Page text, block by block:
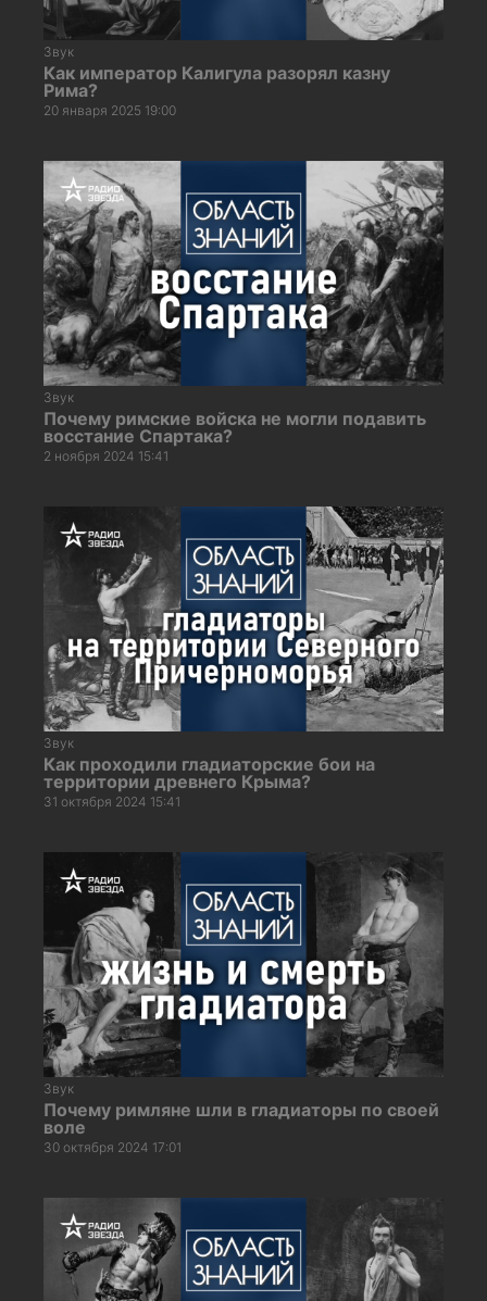
Звук
Как император Калигула разорял казну
Рима?
20 января 2025 19:00
Звук
Почему римские войска не могли подавить
восстание Спартака?
2 ноября 2024 15:41
Звук
Как проходили гладиаторские бои на
территории древнего Крыма?
31 октября 2024 15:41
Звук
Почему римляне шли в гладиаторы по своей
воле
30 октября 2024 17:01